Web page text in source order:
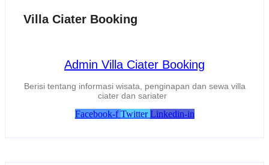
Villa Ciater Booking
Admin Villa Ciater Booking
Berisi tentang informasi wisata, penginapan dan sewa villa
ciater dan sariater
Facebook-f Twitter Linkedin-in